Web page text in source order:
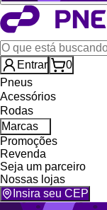
Entrar
0
Pneus
Acessórios
Rodas
Marcas
Promoções
Revenda
Seja um parceiro
Nossas lojas
Insira seu CEP